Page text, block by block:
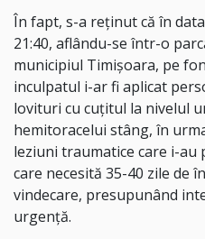
În fapt, s-a reținut că în
21:40, aflându-se într-o
municipiul Timișoara, pe
inculpatul i-ar fi aplicat
lovituri cu cuțitul la nivelul
hemitoracelui stâng, în
leziuni traumatice care i-au
care necesită 35-40 zile de
vindecare, presupunând
urgență.